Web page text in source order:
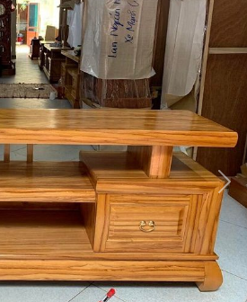
Sau